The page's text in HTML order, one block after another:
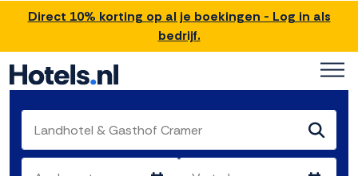
Direct 10% korting op al je boekingen - Log in als
bedrijf.